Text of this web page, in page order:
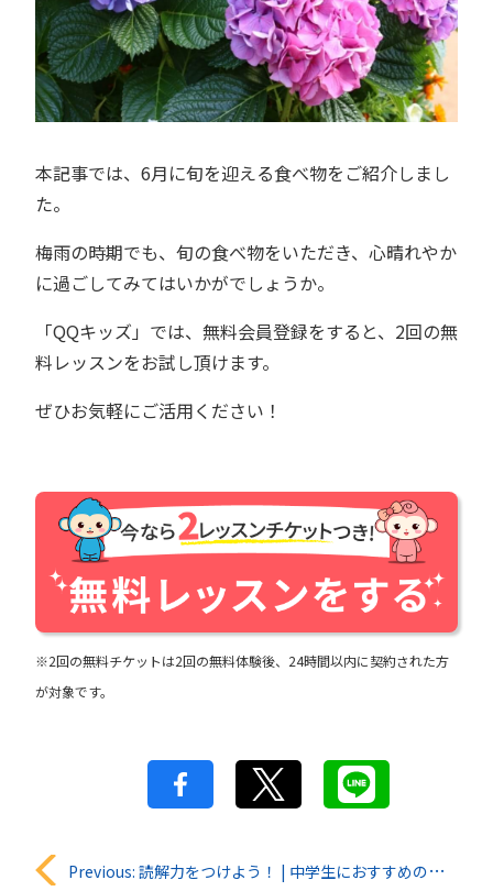
本記事では、6月に旬を迎える食べ物をご紹介しまし
た。
梅雨の時期でも、旬の食べ物をいただき、心晴れやか
に過ごしてみてはいかがでしょうか。
「QQキッズ」では、無料会員登録をすると、2回の無
料レッスンをお試し頂けます。
ぜひお気軽にご活用ください！
※2回の無料チケットは2回の無料体験後、24時間以内に契約された方
が対象です。
投 Previous: 読解力をつけよう！ | 中学生におすすめの英語の本8選